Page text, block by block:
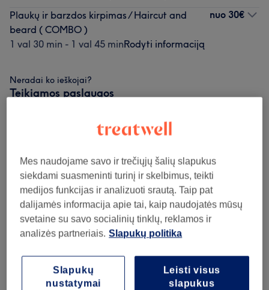
Plaukų ir barzdos kirpimas / Haircut and
beard ( COMBO )
1 val 30 min - 1 val 45 minRodyti informaciją
nuo 30€
Neradai ko ieškojai?
Teikiamos paslaugos
Atsiliepimai apie saloną
5,0
Atmosfera
Mes naudojame savo ir trečiųjų šalių slapukus
siekdami suasmeninti turinį ir skelbimus, teikti
medijos funkcijas ir analizuoti srautą. Taip pat
dalijamės informacija apie tai, kaip naudojatės mūsų
svetaine su savo socialinių tinklų, reklamos ir
analizės partneriais. Slapukų politika
Leisti visus
slapukus
Slapukų
nustatymai